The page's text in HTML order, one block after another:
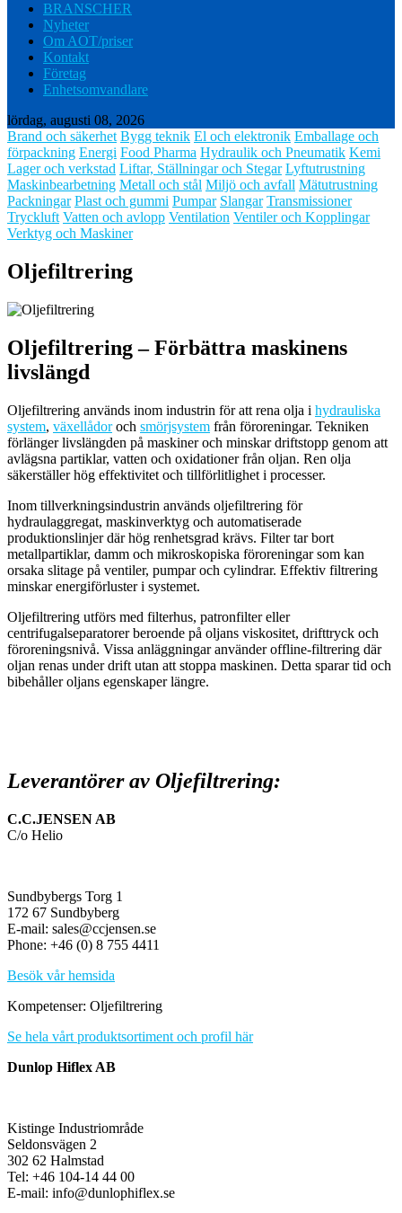
BRANSCHER
Nyheter
Om AOT/priser
Kontakt
Företag
Enhetsomvandlare
lördag, augusti 08, 2026
Brand och säkerhet Bygg teknik El och elektronik Emballage och
förpackning Energi Food Pharma Hydraulik och Pneumatik Kemi
Lager och verkstad Liftar, Ställningar och Stegar Lyftutrustning
Maskinbearbetning Metall och stål Miljö och avfall Mätutrustning
Packningar Plast och gummi Pumpar Slangar Transmissioner
Tryckluft Vatten och avlopp Ventilation Ventiler och Kopplingar
Verktyg och Maskiner
Oljefiltrering
Oljefiltrering – Förbättra maskinens
livslängd
Oljefiltrering används inom industrin för att rena olja i hydrauliska
system, växellådoroch smörjsystem från föroreningar. Tekniken
förlänger livslängden på maskiner och minskar driftstopp genom att
avlägsna partiklar, vatten och oxidationer från oljan. Ren olja
säkerställer hög effektivitet och tillförlitlighet i processer.
Inom tillverkningsindustrin används oljefiltrering för
hydraulaggregat, maskinverktyg och automatiserade
produktionslinjer där hög renhetsgrad krävs. Filter tar bort
metallpartiklar, damm och mikroskopiska föroreningar som kan
orsaka slitage på ventiler, pumpar och cylindrar. Effektiv filtrering
minskar energiförluster i systemet.
Oljefiltrering utförs med filterhus, patronfilter eller
centrifugalseparatorer beroende på oljans viskositet, drifttryck och
föroreningsnivå. Vissa anläggningar använder offline-filtrering där
oljan renas under drift utan att stoppa maskinen. Detta sparar tid och
bibehåller oljans egenskaper längre.
Leverantörer av Oljefiltrering:
C.C.JENSEN AB
C/o Helio
Sundbybergs Torg 1
172 67 Sundbyberg
E-mail: sales@ccjensen.se
Phone: +46 (0) 8 755 4411
Besök vår hemsida
Kompetenser: Oljefiltrering
Se hela vårt produktsortiment och profil här
Dunlop Hiflex AB
Kistinge Industriområde
Seldonsvägen 2
302 62 Halmstad
Tel: +46 104-14 44 00
E-mail: info@dunlophiflex.se